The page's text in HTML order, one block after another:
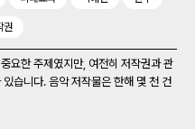
권
요한 주제였지만, 여전히 저작권과 관
습니다. 음악 저작물은 한해 몇 천 건